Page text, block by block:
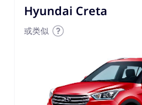
Hyundai Creta
或类似